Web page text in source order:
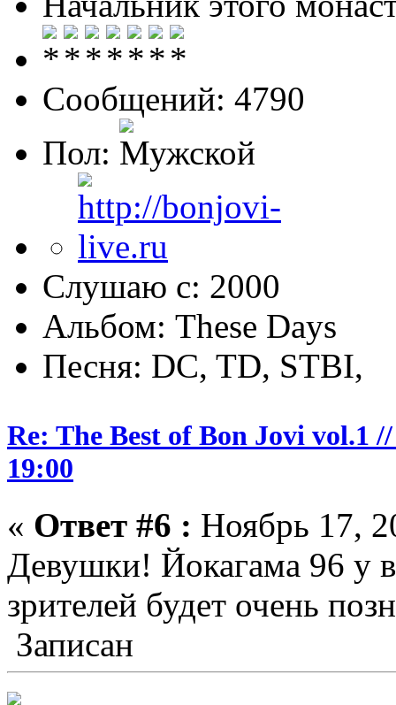
Сообщений: 4790
Пол:
Слушаю с: 2000
Альбом: These Days
Песня: DC, TD, STBI,
Re: The Best of Bon Jovi vol.1
19:00
« Ответ #6 : Ноябрь 17,
Девушки! Йокагама 96 у
зрителей будет очень
Записан